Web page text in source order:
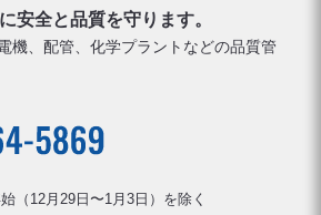
安全と品質を守ります。
機、配管、化学プラントなどの品質管
（12月29日〜1月3日）を除く